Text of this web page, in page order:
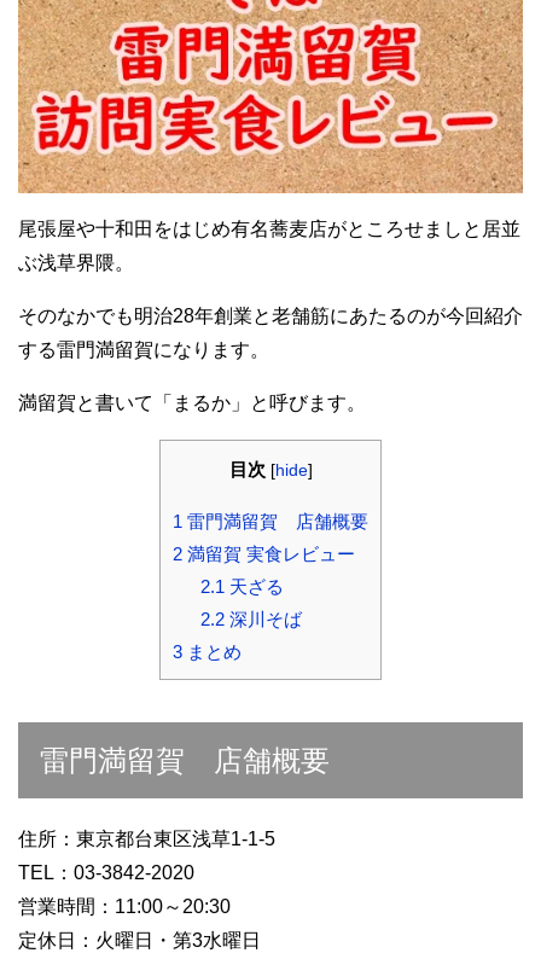
尾張屋や十和田をはじめ有名蕎麦店がところせましと居並
ぶ浅草界隈。
そのなかでも明治28年創業と老舗筋にあたるのが今回紹介
する雷門満留賀になります。
満留賀と書いて「まるか」と呼びます。
目次 [hide]
1 雷門満留賀 店舗概要
2 満留賀 実食レビュー
2.1 天ざる
2.2深川そば
3 まとめ
雷門満留賀 店舗概要
住所：東京都台東区浅草1-1-5
TEL：03-3842-2020
営業時間：11:00～20:30
定休日：火曜日・第3水曜日